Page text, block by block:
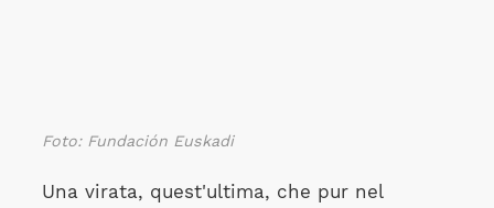
Foto: Fundación Euskadi
Una virata, quest'ultima, che pur nel